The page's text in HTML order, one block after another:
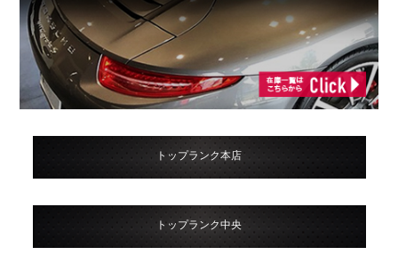
トップランク本店
トップランク中央